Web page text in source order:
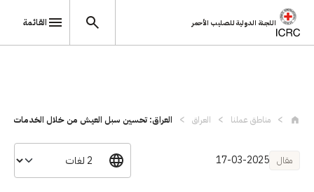
اللجنة الدولية للصليب الأحمر القائمة
مناطق عملنا العراق العراق: تحسين سبل العيش من خلال الخدمات ...
مقال 17-03-2025